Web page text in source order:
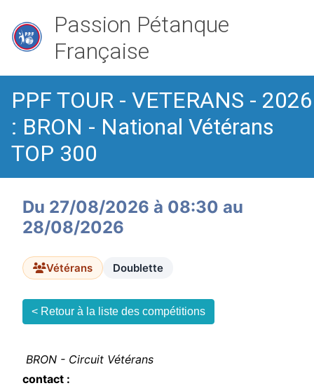
Passion Pétanque
Française
PPF TOUR - VETERANS - 2026
: BRON - National Vétérans
TOP 300
Du 27/08/2026 à 08:30 au
28/08/2026
Vétérans Doublette
< Retour à la liste des compétitions
BRON - Circuit Vétérans
contact :